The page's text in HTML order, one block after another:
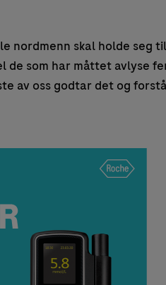
nordmenn skal holde seg
de som har måttet avlyse
av oss godtar det og